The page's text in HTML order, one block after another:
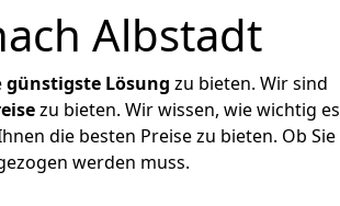
Albstadt
günstigste Lösung zu bieten. Wir sind
zu bieten. Wir wissen, wie wichtig es
die besten Preise zu bieten. Ob Sie
werden muss.